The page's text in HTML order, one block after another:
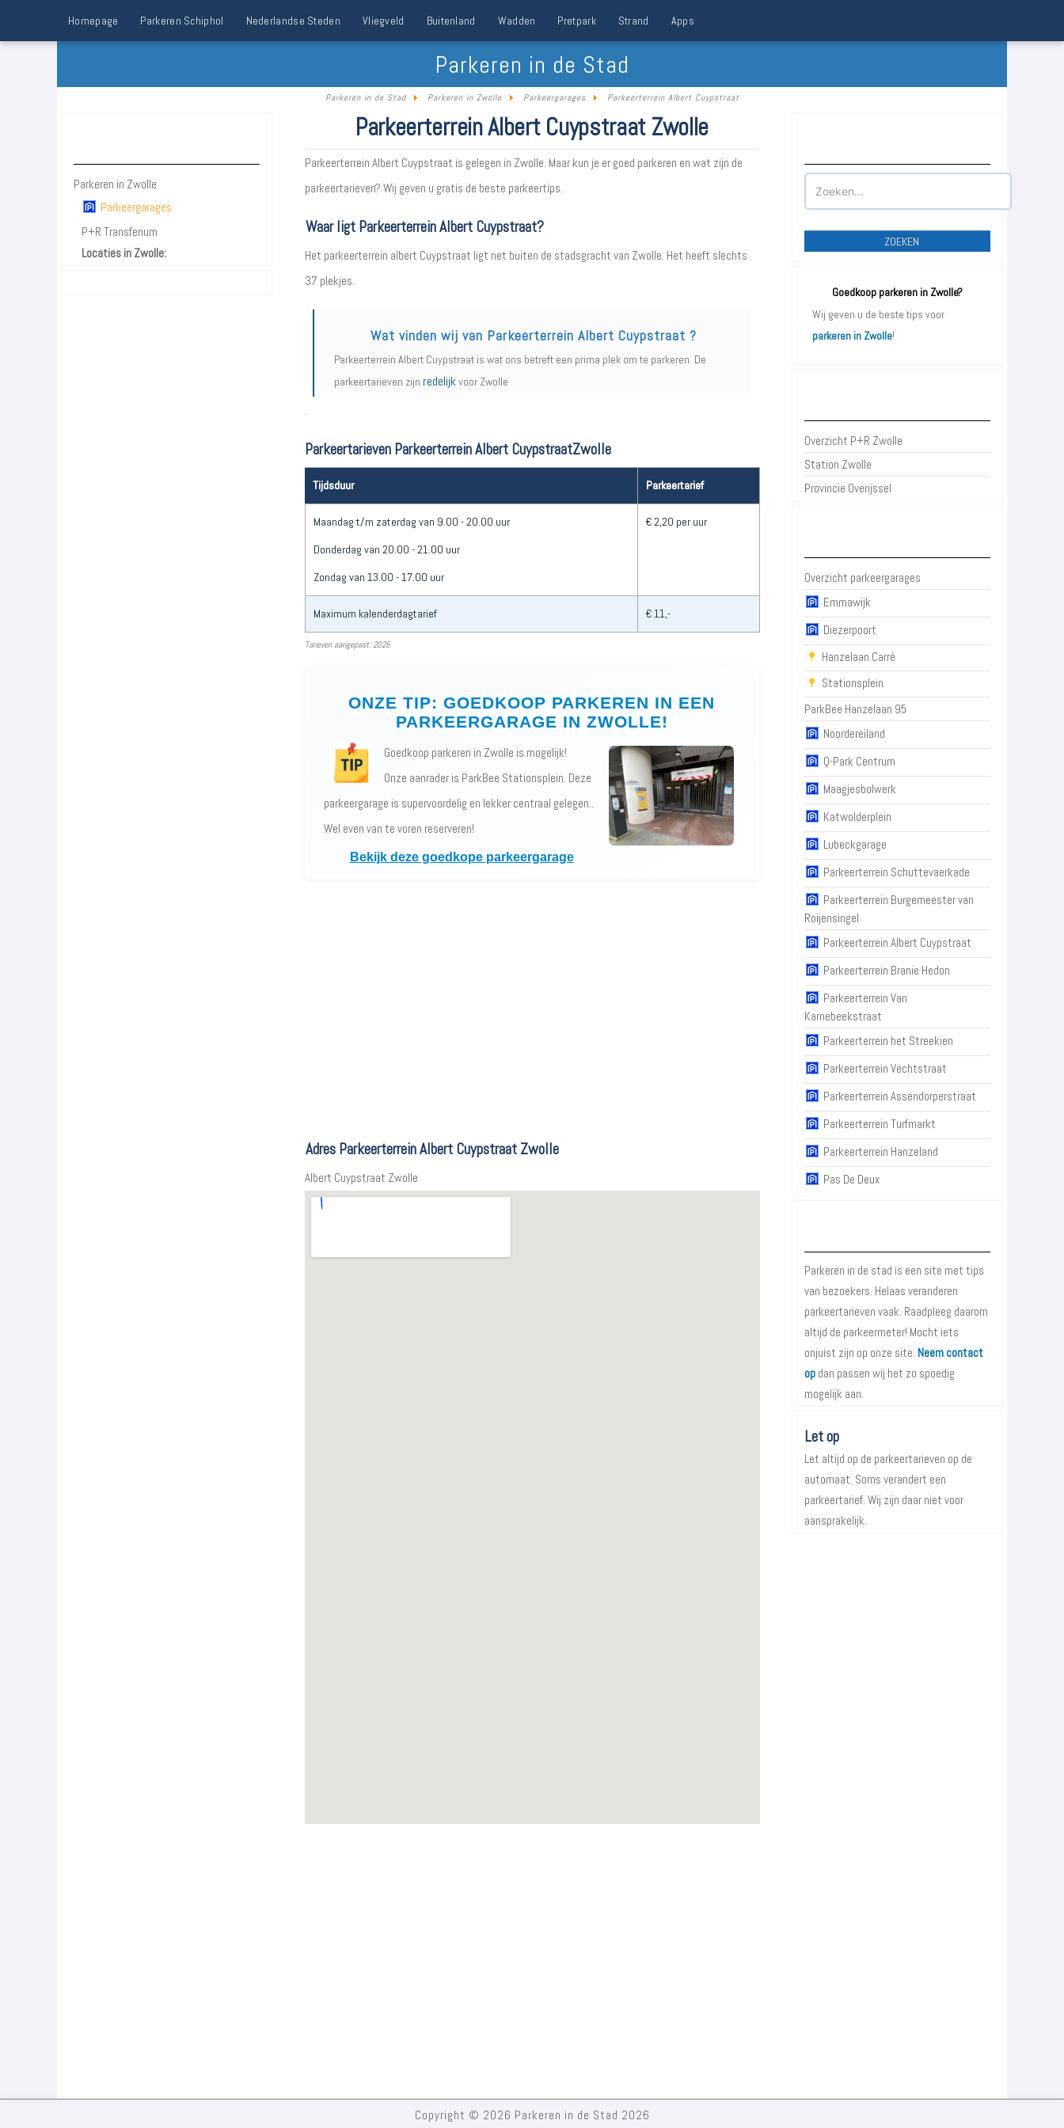
Homepage Parkeren Schiphol Nederlandse Steden Vliegveld Buitenland Wadden Pretpark Strand Apps
Parkeren in de Stad
Parkeren in de Stad Parkeren in Zwolle Parkeergarages Parkeerterrein Albert Cuypstraat
Parkeren in Zwolle
Parkeergarages
P+R Transferium
Locaties in Zwolle:
Parkeerterrein Albert Cuypstraat Zwolle
Parkeerterrein Albert Cuypstraat is gelegen in Zwolle. Maar kun je er goed parkeren en wat zijn de
parkeertarieven? Wij geven u gratis de beste parkeertips.
Waar ligt Parkeerterrein Albert Cuypstraat?
Het parkeerterrein albert Cuypstraat ligt net buiten de stadsgracht van Zwolle. Het heeft slechts
37 plekjes.
Wat vinden wij van Parkeerterrein Albert Cuypstraat ?
Parkeerterrein Albert Cuypstraat is wat ons betreft een prima plek om te parkeren. De
parkeertarieven zijn redelijkvoor Zwolle
.
Parkeertarieven Parkeerterrein Albert CuypstraatZwolle
Tijdsduur Parkeertarief
Maandag t/m zaterdag van 9.00 - 20.00 uur
Donderdag van 20.00 - 21.00 uur
Zondag van 13.00 - 17.00 uur
€ 2,20 per uur
Maximum kalenderdagtarief € 11,-
Tarieven aangepast: 2025
ONZE TIP: GOEDKOOP PARKEREN IN EEN
PARKEERGARAGE IN ZWOLLE!
Goedkoop parkeren in Zwolle is mogelijk!
Onze aanrader is ParkBee Stationsplein. Deze
parkeergarage is supervoordelig en lekker centraal gelegen..
Wel even van te voren reserveren!
Bekijk deze goedkope parkeergarage
Adres Parkeerterrein Albert Cuypstraat Zwolle
Albert Cuypstraat Zwolle
ZOEKEN
Goedkoop parkeren in Zwolle?
Wij geven u de beste tips voor
parkeren in Zwolle!
Overzicht P+R Zwolle
Station Zwolle
Provincie Overijssel
Overzicht parkeergarages
Emmawijk
Diezerpoort
Hanzelaan Carré
Stationsplein
ParkBee Hanzelaan 95
Noordereiland
Q-Park Centrum
Maagjesbolwerk
Katwolderplein
Lubeckgarage
Parkeerterrein Schuttevaerkade
Parkeerterrein Burgemeester van
Roijensingel
Parkeerterrein Albert Cuypstraat
Parkeerterrein Branie Hedon
Parkeerterrein Van
Karnebeekstraat
Parkeerterrein het Streekien
Parkeerterrein Vechtstraat
Parkeerterrein Assendorperstraat
Parkeerterrein Turfmarkt
Parkeerterrein Hanzeland
Pas De Deux
Parkeren in de stad is een site met tips
van bezoekers. Helaas veranderen
parkeertarieven vaak. Raadpleeg daarom
altijd de parkeermeter! Mocht iets
onjuist zijn op onze site. Neem contact
op dan passen wij het zo spoedig
mogelijk aan.
Let op
Let altijd op de parkeertarieven op de
automaat. Soms verandert een
parkeertarief. Wij zijn daar niet voor
aansprakelijk.
Copyright © 2026 Parkeren in de Stad 2026